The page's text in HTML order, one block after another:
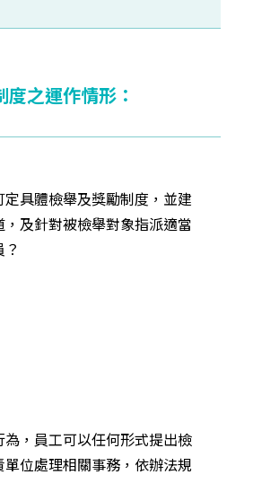
之運作情形：
具體檢舉及獎勵制度，並建
及針對被檢舉對象指派適當
，員工可以任何形式提出檢
位處理相關事務，依辦法規